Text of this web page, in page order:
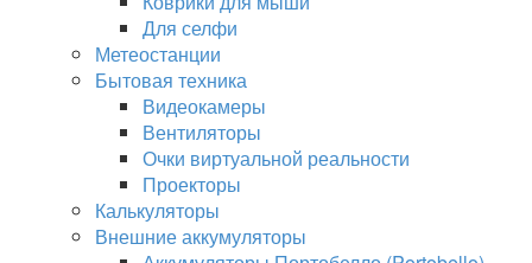
Для селфи
Метеостанции
Бытовая техника
Видеокамеры
Вентиляторы
Очки виртуальной реальности
Проекторы
Калькуляторы
Внешние аккумуляторы